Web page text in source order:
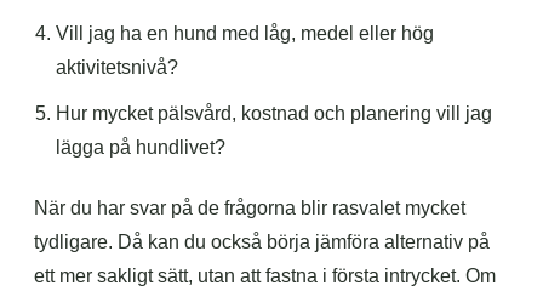
Vill jag ha en hund med låg, medel eller hög
aktivitetsnivå?
Hur mycket pälsvård, kostnad och planering vill jag
lägga på hundlivet?
När du har svar på de frågorna blir rasvalet mycket
tydligare. Då kan du också börja jämföra alternativ på
ett mer sakligt sätt, utan att fastna i första intrycket. Om